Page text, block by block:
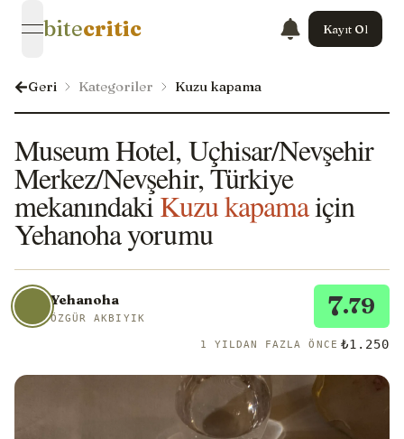
open navigation menu
bitecritic Kayıt Ol
Geri Kategoriler Kuzu kapama
Museum Hotel, Uçhisar/Nevşehir
Merkez/Nevşehir, Türkiye
mekanındakiKuzu kapamaiçin
Yehanoha yorumu
Yehanoha
ÖZGÜR AKBIYIK 7.79
1 YILDAN FAZLA ÖNCE ₺1.250